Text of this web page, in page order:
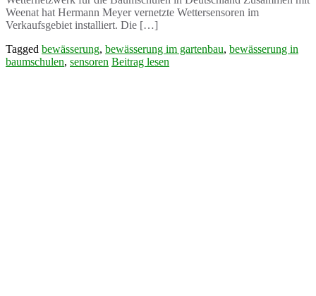
Weenat hat Hermann Meyer vernetzte Wettersensoren im
Verkaufsgebiet installiert. Die […]
Tagged bewässerung, bewässerung im gartenbau, bewässerung in
baumschulen, sensoren Beitrag lesen